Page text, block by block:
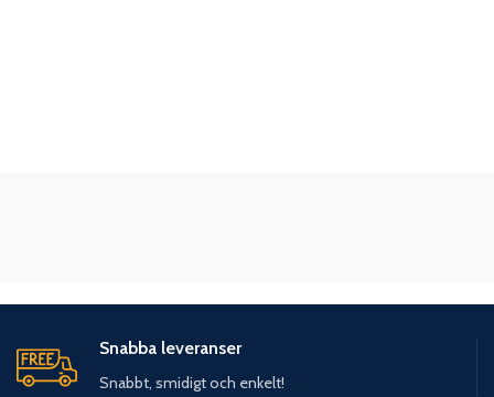
Snabba leveranser
Snabbt, smidigt och enkelt!